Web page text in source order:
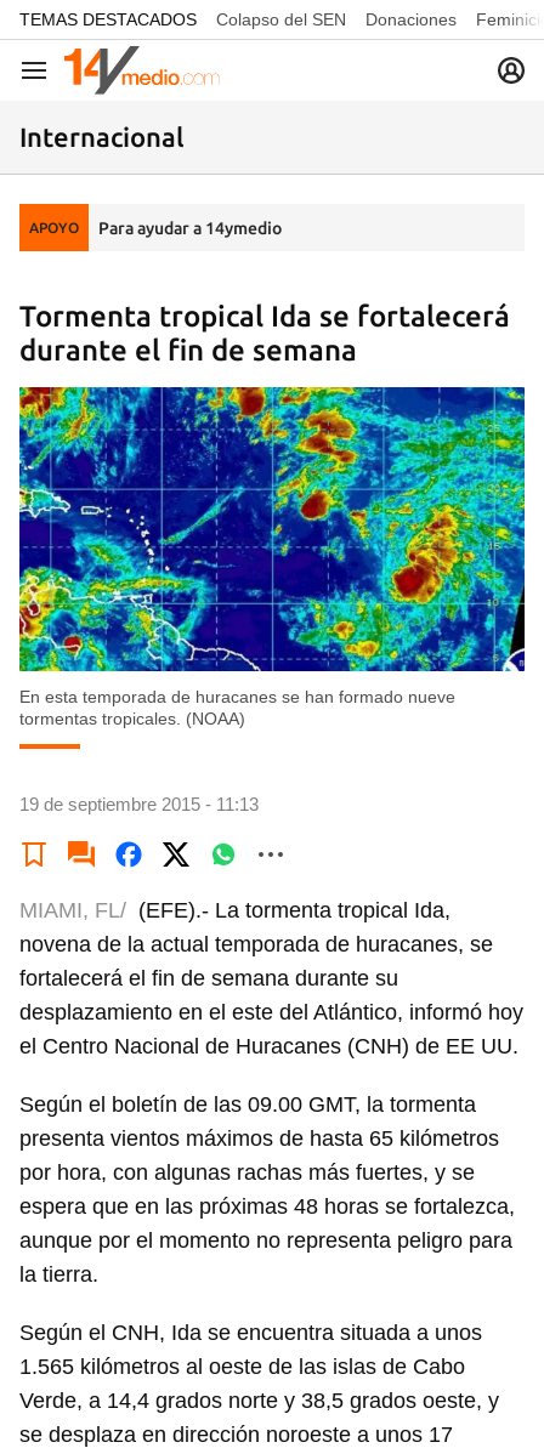
common.go-to-content
TEMAS DESTACADOS Colapso del SEN Donaciones
Navegación
Internacional
APOYO Para ayudar a 14ymedio
Tormenta tropical Ida se fortalecerá
durante el fin de semana
En esta temporada de huracanes se han formado nueve
tormentas tropicales. (NOAA)
19 de septiembre 2015 - 11:13
MIAMI, FL/ (EFE).- La tormenta tropical Ida,
novena de la actual temporada de huracanes, se
fortalecerá el fin de semana durante su
desplazamiento en el este del Atlántico, informó hoy
el Centro Nacional de Huracanes (CNH) de EE UU.
Según el boletín de las 09.00 GMT, la tormenta
presenta vientos máximos de hasta 65 kilómetros
por hora, con algunas rachas más fuertes, y se
espera que en las próximas 48 horas se fortalezca,
aunque por el momento no representa peligro para
la tierra.
Según el CNH, Ida se encuentra situada a unos
1.565 kilómetros al oeste de las islas de Cabo
Verde, a 14,4 grados norte y 38,5 grados oeste, y
se desplaza en dirección noroeste a unos 17